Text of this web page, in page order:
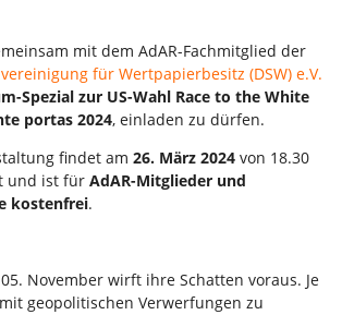
mit dem AdAR-Fachmitglied der
für Wertpapierbesitz (DSW) e.V.
Spezial zur US-Wahl Race to the White
portas 2024, einladen zu dürfen.
findet am 26. März 2024 von 18.30
und ist für AdAR-Mitglieder und
kostenfrei.
November wirft ihre Schatten voraus. Je
geopolitischen Verwerfungen zu